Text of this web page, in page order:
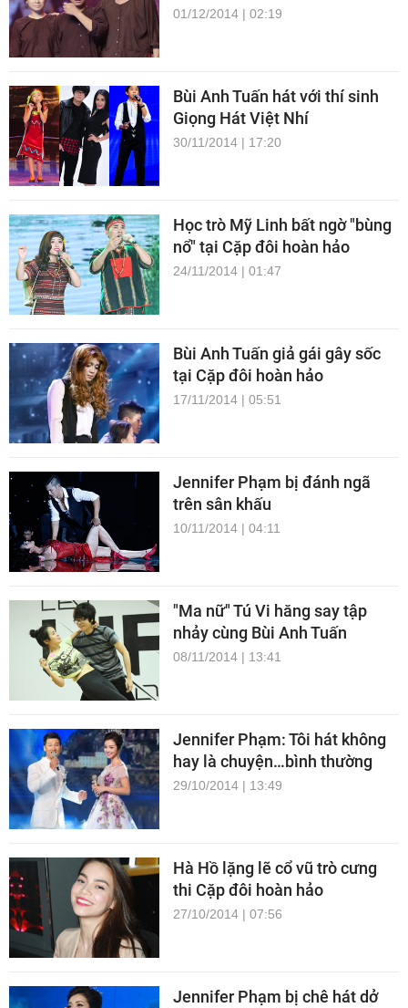
01/12/2014 | 02:19
Bùi Anh Tuấn hát với thí sinh
Giọng Hát Việt Nhí
30/11/2014 | 17:20
Học trò Mỹ Linh bất ngờ "bùng
nổ" tại Cặp đôi hoàn hảo
24/11/2014 | 01:47
Bùi Anh Tuấn giả gái gây sốc
tại Cặp đôi hoàn hảo
17/11/2014 | 05:51
Jennifer Phạm bị đánh ngã
trên sân khấu
10/11/2014 | 04:11
"Ma nữ" Tú Vi hăng say tập
nhảy cùng Bùi Anh Tuấn
08/11/2014 | 13:41
Jennifer Phạm: Tôi hát không
hay là chuyện…bình thường
29/10/2014 | 13:49
Hà Hồ lặng lẽ cổ vũ trò cưng
thi Cặp đôi hoàn hảo
27/10/2014 | 07:56
Jennifer Phạm bị chê hát dở